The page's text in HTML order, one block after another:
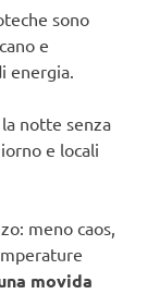
sono
e
energia.
notte senza
e locali
meno caos,
movida